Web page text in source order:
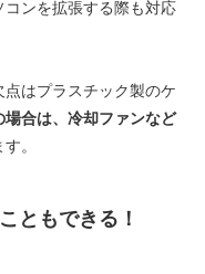
ンを拡張する際も対応
はプラスチック製のケ
場合は、冷却ファンなど
。
ともできる！